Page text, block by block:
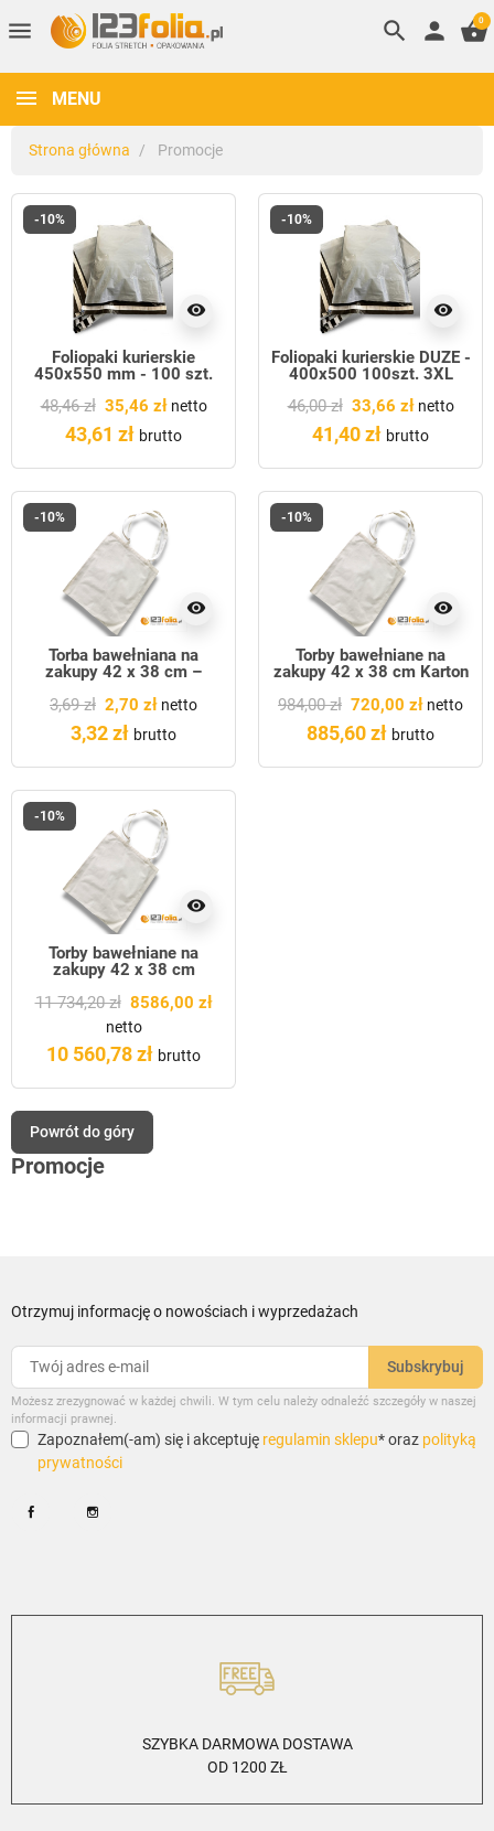
menu search person shopping_basket
0
MENU
Strona główna Promocje
-10%
visibility
Foliopaki kurierskie
450x550 mm - 100 szt.
123folia.pl
48,46 zł 35,46 złnetto
43,61 zł brutto
-10%
visibility
Foliopaki kurierskie DUŻE -
400x500 100szt. 3XL
46,00 zł 33,66 złnetto
41,40 zł brutto
-10%
visibility
Torba bawełniana na
zakupy 42 x 38 cm –
3,69 zł 2,70 zł netto
3,32 zł brutto
-10%
visibility
Torby bawełniane na
zakupy 42 x 38 cm Karton
984,00 zł 720,00 zł netto
885,60 zł brutto
-10%
visibility
Torby bawełniane na
zakupy 42 x 38 cm
11 734,20 zł 8586,00 zł
netto
10 560,78 zł brutto
Powrót do góry
Promocje
Otrzymuj informację o nowościach i wyprzedażach
Możesz zrezygnować w każdej chwili. W tym celu należy odnaleźć szczegóły w naszej
informacji prawnej.
Zapoznałem(-am) się i akceptuję regulamin sklepu* oraz polityką
prywatności
SZYBKA DARMOWA DOSTAWA
OD 1200 ZŁ